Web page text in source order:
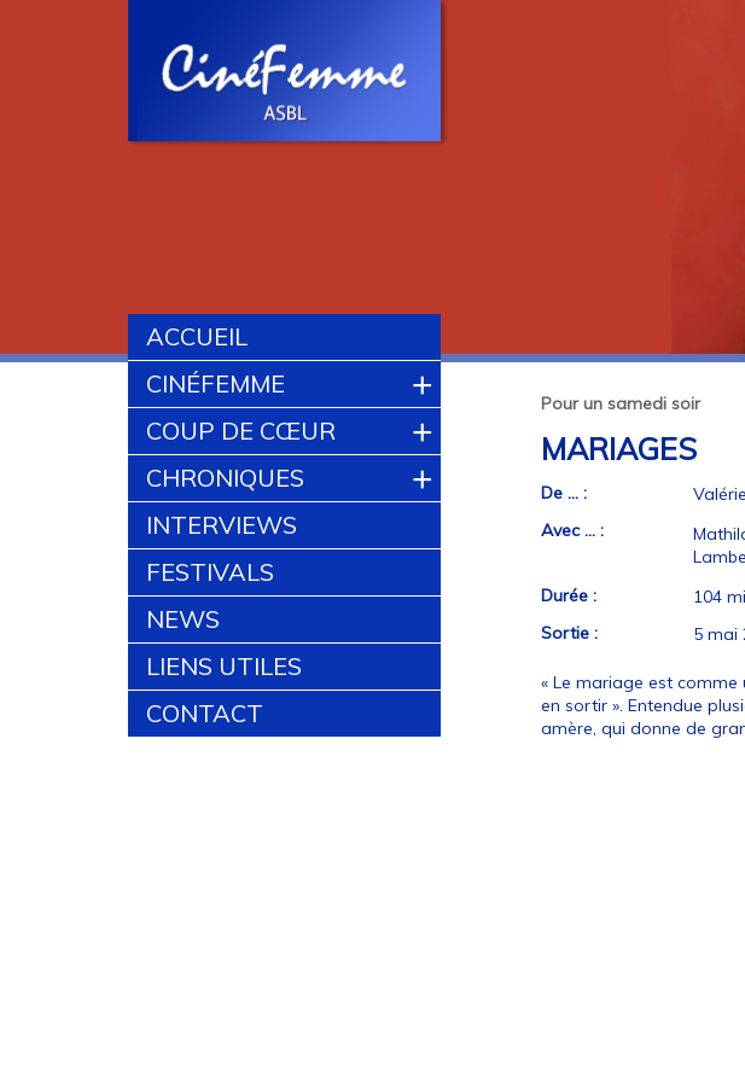
ACCUEIL
CINÉFEMME
+
COUP DE CŒUR +
CHRONIQUES +
INTERVIEWS
FESTIVALS
NEWS
LIENS UTILES
CONTACT
Pour un samedi soir
MARIAGES
De ... :
Avec ... :
Durée :
104
Sortie :
5 mai
« Le mariage est comme
en sortir ». Entendue
amère, qui donne de